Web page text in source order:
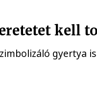
kell
gyertya